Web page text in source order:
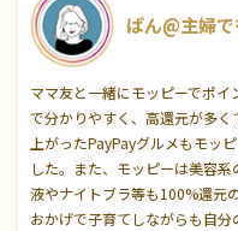
ぱん@主婦
ママ友と一緒にモッピーでポ
で分かりやすく、高還元が多
上がったPayPayグルメもモッ
した。また、モッピーは美容
液やナイトブラ等も100%還元
おかげで子育てしながらも自